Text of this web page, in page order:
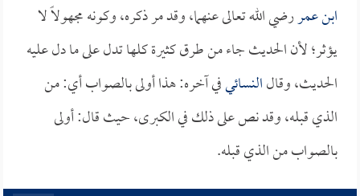
ابن عمررضي الله تعالى عنهما، وقد مر ذكره، وكونه مجهولاً لا
يؤثر؛ لأن الحديث جاء من طرق كثيرة كلها تدل على ما دل عليه
الحديث، وقالالنسائيفي آخره: هذا أولى بالصواب أي: من
الذي قبله، وقد نص على ذلك في الكبرى، حيث قال: أولى
بالصواب من الذي قبله.